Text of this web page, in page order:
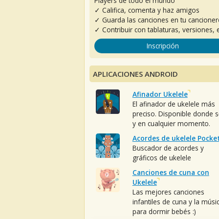
✓ Califica, comenta y haz amigos
✓ Guarda las canciones en tu
✓ Contribuir con tablaturas, versiones,
Inscripción
APLICACIONES ANDROID
Afinador Ukelele
El afinador de ukelele más
preciso. Disponible donde
y en cualquier momento.
Acordes de ukelele
Buscador de acordes y
gráficos de ukelele
Canciones de cuna con
Ukelele
Las mejores canciones
infantiles de cuna y la
para dormir bebés :)